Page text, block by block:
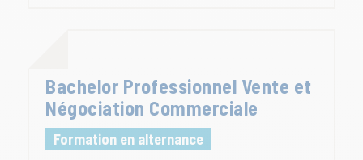
Bachelor Professionnel Vente et
Négociation Commerciale
Formation en alternance